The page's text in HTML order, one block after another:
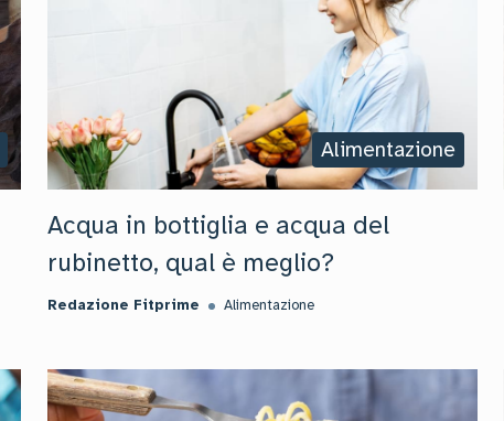
Alimentazione
Acqua in bottiglia e acqua del
rubinetto, qual è meglio?
Redazione Fitprime Alimentazione